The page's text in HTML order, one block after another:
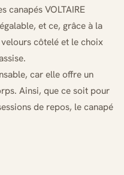
canapés VOLTAIRE
et ce, grâce à la
côtelé et le choix
car elle offre un
Ainsi, que ce soit pour
de repos, le canapé